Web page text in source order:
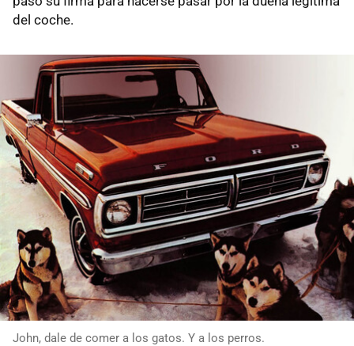
del coche.
John, dale de comer a los gatos. Y a los perros.